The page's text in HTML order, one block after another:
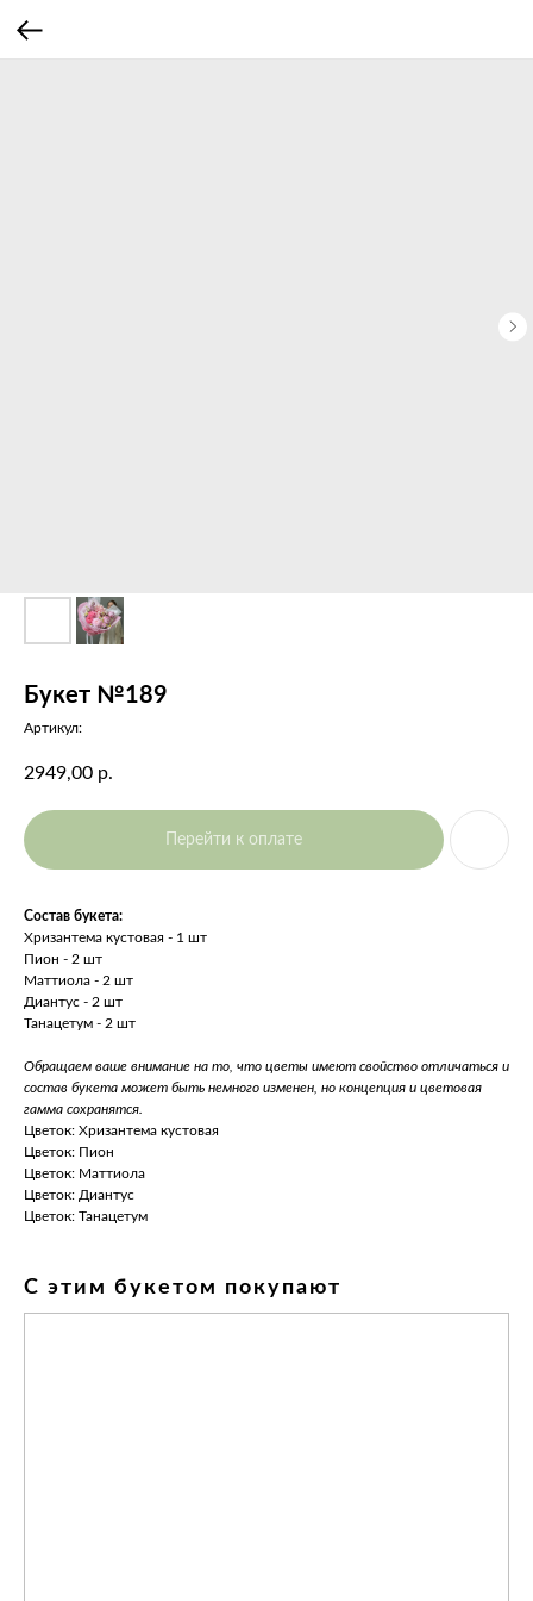
Букет №189
Артикул:
2949,00 р.
Перейти к оплате
Состав букета:
Хризантема кустовая - 1 шт
Пион - 2 шт
Маттиола - 2 шт
Диантус - 2 шт
Танацетум - 2 шт
Обращаем ваше внимание на то, что цветы имеют свойство отличаться и
состав букета может быть немного изменен, но концепция и цветовая
гамма сохранятся.
Цветок: Хризантема кустовая
Цветок: Пион
Цветок: Маттиола
Цветок: Диантус
Цветок: Танацетум
С этим букетом покупают